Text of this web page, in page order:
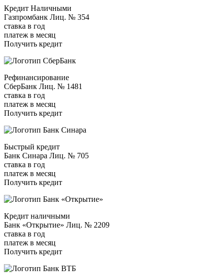
Кредит Наличными
Газпромбанк Лиц. № 354
ставка в год
платеж в месяц
Получить кредит
Рефинансирование
СберБанк Лиц. № 1481
ставка в год
платеж в месяц
Получить кредит
Быстрый кредит
Банк Синара Лиц. № 705
ставка в год
платеж в месяц
Получить кредит
Кредит наличными
Банк «Открытие» Лиц. № 2209
ставка в год
платеж в месяц
Получить кредит